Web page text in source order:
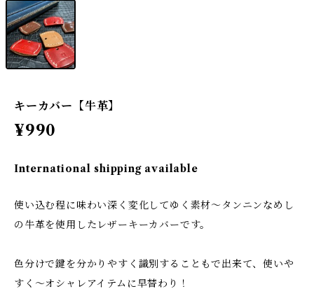
キーカバー【牛革】
¥990
International shipping available
使い込む程に味わい深く変化してゆく素材～タンニンなめし
の牛革を使用したレザーキーカバーです。
色分けで鍵を分かりやすく識別することもで出来て、使いや
すく～オシャレアイテムに早替わり！